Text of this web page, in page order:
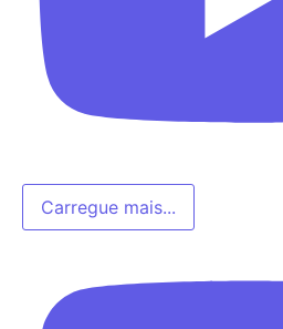
Carregue mais...